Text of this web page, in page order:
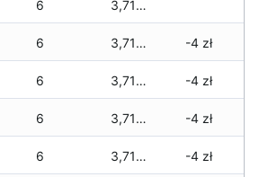
6 3,715 zł
6 3,715 zł -4 zł
6 3,715 zł -4 zł
6 3,715 zł -4 zł
6 3,715 zł -4 zł